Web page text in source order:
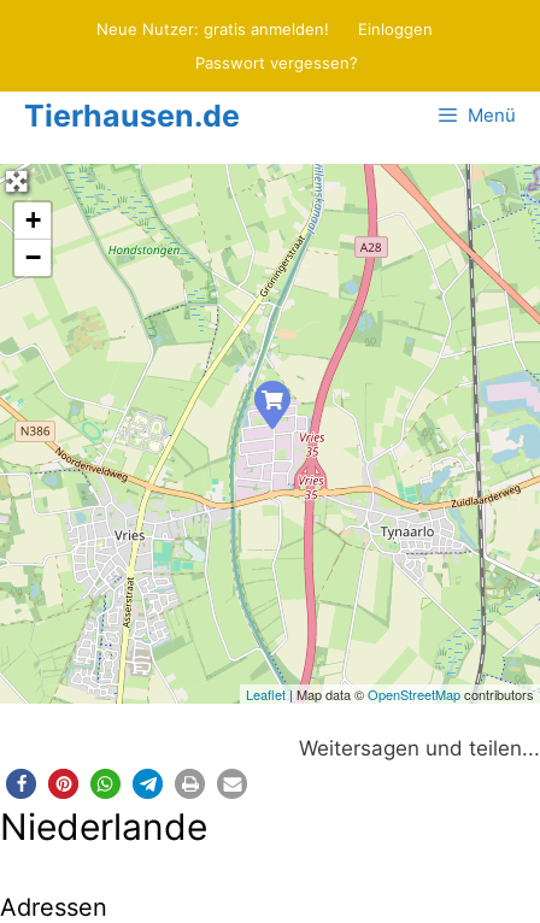
Neue Nutzer: gratis anmelden!
Einloggen
Passwort vergessen?
Tierhausen.de Menü
+
−
Leaflet| Map data ©OpenStreetMapcontributors
Weitersagen und teilen...
Niederlande
Adressen